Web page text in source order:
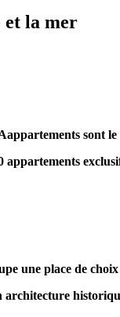
et la mer
sont
appartements
une place de